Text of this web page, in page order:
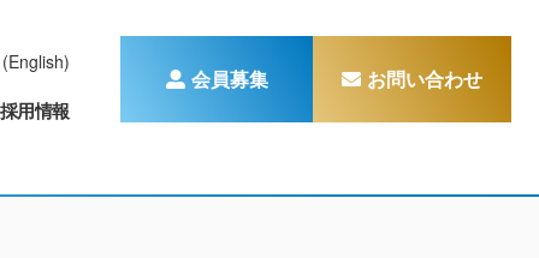
採用情報
会員募集 お問い合わせ